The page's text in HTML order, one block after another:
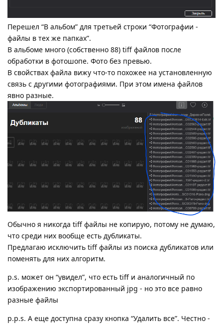
Перешел “В альбом” для третьей строки “Фотографии -
файлы в тех же папках”.
В альбоме много (собственно 88) tiff файлов после
обработки в фотошопе. Фото без превью.
В свойствах файла вижу что-то похожее на установленную
связь с другими фотографиями. При этом имена файлов
явно разные.
Обычно я никогда tiff файлы не копирую, потому не думаю,
что среди них вообще есть дубликаты.
Предлагаю исключить tiff файлы из поиска дубликатов или
поменять для них алгоритм.
p.s. может он “увидел”, что есть tiff и аналогичный по
изображению экспортированный jpg - но это все равно
разные файлы
p.p.s. А еще доступна сразу кнопка “Удалить все”. Честно -